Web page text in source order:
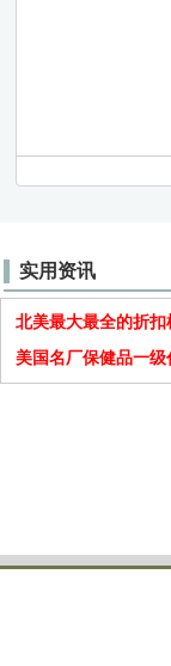
实用资讯
北美最大最全的折扣
美国名厂保健品一级